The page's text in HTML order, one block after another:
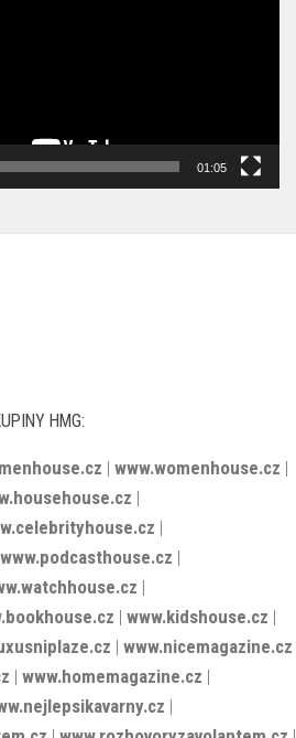
01:05
HMG:
| www.womenhouse.cz |
|
|
www.podcasthouse.cz |
|
| www.kidshouse.cz |
| www.nicemagazine.cz
| www.homemagazine.cz |
|